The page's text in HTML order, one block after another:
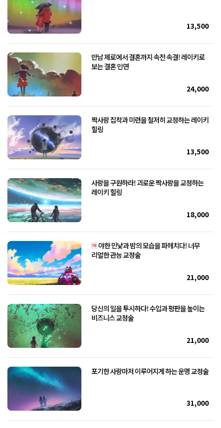
13,500
만남 제로에서 결혼까지 속전 속결! 레이키로
보는 결혼 인연
24,000
짝사랑 집착과 미련을 철저히 교정하는 레이키
힐링
13,500
사랑을 구원하라! 괴로운 짝사랑을 교정하는
레이키 힐링
18,000
야한 민낯과 밤의 모습을 파헤치다! 너무
리얼한 관능 교정술
21,000
당신의 일을 투시하다! 수입과 평판을 높이는
비즈니스 교정술
21,000
포기한 사랑마저 이루어지게 하는 운명 교정술
31,000